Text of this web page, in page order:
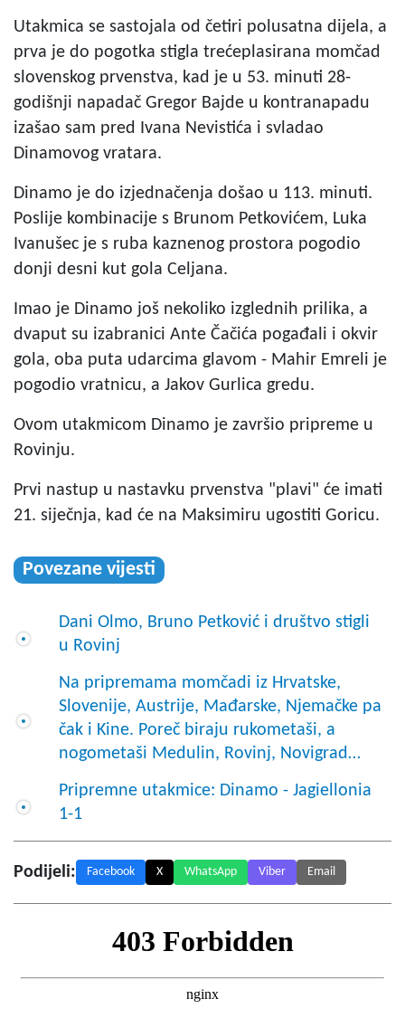
Utakmica se sastojala od četiri polusatna dijela, a
prva je do pogotka stigla trećeplasirana momčad
slovenskog prvenstva, kad je u 53. minuti 28-
godišnji napadač Gregor Bajde u kontranapadu
izašao sam pred Ivana Nevistića i svladao
Dinamovog vratara.
Dinamo je do izjednačenja došao u 113. minuti.
Poslije kombinacije s Brunom Petkovićem, Luka
Ivanušec je s ruba kaznenog prostora pogodio
donji desni kut gola Celjana.
Imao je Dinamo još nekoliko izglednih prilika, a
dvaput su izabranici Ante Čačića pogađali i okvir
gola, oba puta udarcima glavom - Mahir Emreli je
pogodio vratnicu, a Jakov Gurlica gredu.
Ovom utakmicom Dinamo je završio pripreme u
Rovinju.
Prvi nastup u nastavku prvenstva "plavi" će imati
21. siječnja, kad će na Maksimiru ugostiti Goricu.
Povezane vijesti
Dani Olmo, Bruno Petković i društvo stigli
u Rovinj
Na pripremama momčadi iz Hrvatske,
Slovenije, Austrije, Mađarske, Njemačke pa
čak i Kine. Poreč biraju rukometaši, a
nogometaši Medulin, Rovinj, Novigrad…
Pripremne utakmice: Dinamo - Jagiellonia
1-1
Podijeli: Facebook X WhatsApp Viber Email